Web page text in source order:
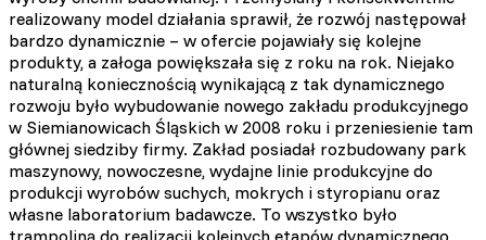
realizowany model działania sprawił, że rozwój następował
bardzo dynamicznie – w ofercie pojawiały się kolejne
produkty, a załoga powiększała się z roku na rok. Niejako
naturalną koniecznością wynikającą z tak dynamicznego
rozwoju było wybudowanie nowego zakładu produkcyjnego
w Siemianowicach Śląskich w 2008 roku i przeniesienie tam
głównej siedziby firmy. Zakład posiadał rozbudowany park
maszynowy, nowoczesne, wydajne linie produkcyjne do
produkcji wyrobów suchych, mokrych i styropianu oraz
własne laboratorium badawcze. To wszystko było
trampoliną do realizacji kolejnych etapów dynamicznego